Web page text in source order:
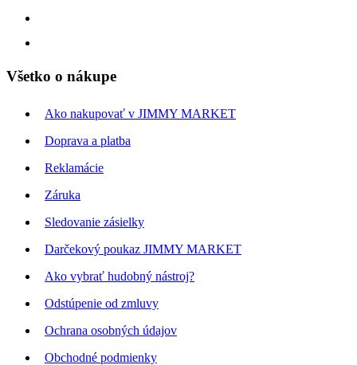
Všetko o nákupe
Ako nakupovať v JIMMY MARKET
Doprava a platba
Reklamácie
Záruka
Sledovanie zásielky
Darčekový poukaz JIMMY MARKET
Ako vybrať hudobný nástroj?
Odstúpenie od zmluvy
Ochrana osobných údajov
Obchodné podmienky